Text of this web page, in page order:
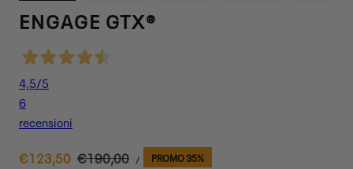
ENGAGE GTX®
4,5/5
6
recensioni
Verkaufspreis
€123,50 Regulärer
€190,00 STÜCKPREIS
/PROPROMO 35%